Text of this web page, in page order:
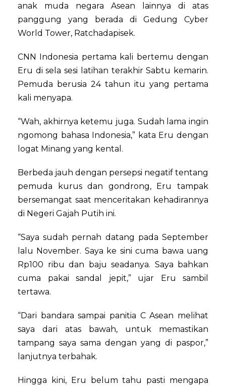
anak muda negara Asean lainnya di atas
panggung yang berada di Gedung Cyber
World Tower, Ratchadapisek.
CNN Indonesia pertama kali bertemu dengan
Eru di sela sesi latihan terakhir Sabtu kemarin.
Pemuda berusia 24 tahun itu yang pertama
kali menyapa.
“Wah, akhirnya ketemu juga. Sudah lama ingin
ngomong bahasa Indonesia,” kata Eru dengan
logat Minang yang kental.
Berbeda jauh dengan persepsi negatif tentang
pemuda kurus dan gondrong, Eru tampak
bersemangat saat menceritakan kehadirannya
di Negeri Gajah Putih ini.
“Saya sudah pernah datang pada September
lalu November. Saya ke sini cuma bawa uang
Rp100 ribu dan baju seadanya. Saya bahkan
cuma pakai sandal jepit,” ujar Eru sambil
tertawa.
“Dari bandara sampai panitia C Asean melihat
saya dari atas bawah, untuk memastikan
tampang saya sama dengan yang di paspor,”
lanjutnya terbahak.
Hingga kini, Eru belum tahu pasti mengapa